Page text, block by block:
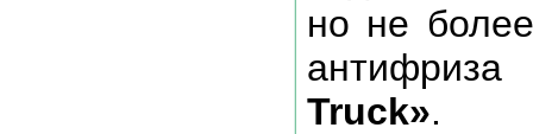
но не
Truck».